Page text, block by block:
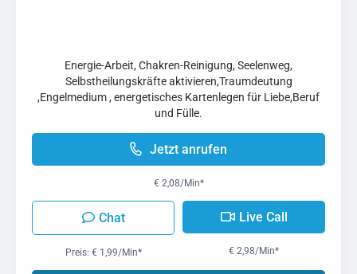
Energie-Arbeit, Chakren-Reinigung, Seelenweg,
Selbstheilungskräfte aktivieren,Traumdeutung
,Engelmedium , energetisches Kartenlegen für Liebe,Beruf
und Fülle.
Jetzt anrufen
€ 2,08/Min*
Chat
Preis: € 1,99/Min*
Live Call
€ 2,98/Min*